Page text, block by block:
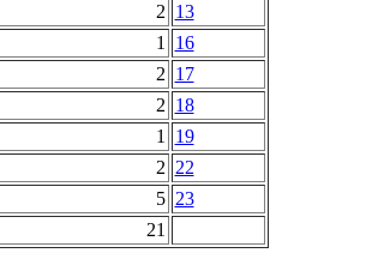
2 13
1
16
2 17
2 18
1
19
2 22
5 23
21